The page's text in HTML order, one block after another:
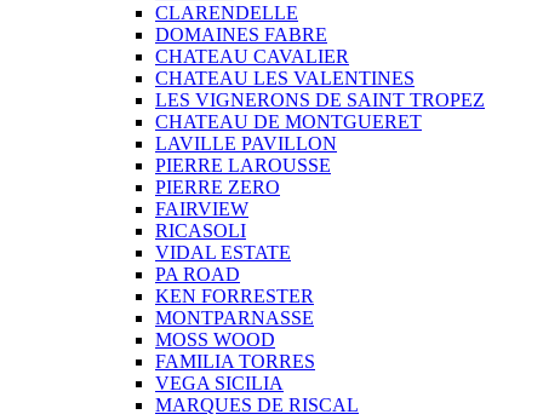
CLARENDELLE
DOMAINES FABRE
CHATEAU CAVALIER
CHATEAU LES VALENTINES
LES VIGNERONS DE SAINT TROPEZ
CHATEAU DE MONTGUERET
LAVILLE PAVILLON
PIERRE LAROUSSE
PIERRE ZERO
FAIRVIEW
RICASOLI
VIDAL ESTATE
PA ROAD
KEN FORRESTER
MONTPARNASSE
MOSS WOOD
FAMILIA TORRES
VEGA SICILIA
MARQUES DE RISCAL